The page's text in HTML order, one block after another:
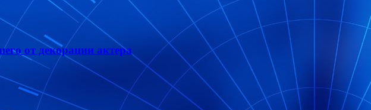
от декорации актера